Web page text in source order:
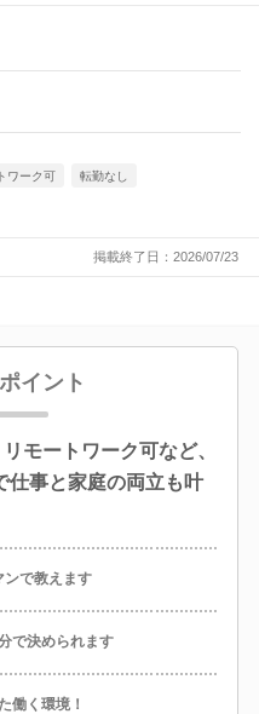
ワーク可 転勤なし
掲載終了日：2026/07/23
イント
モートワーク可など、
仕事と家庭の両立も叶
ンで教えます
で決められます
働く環境！